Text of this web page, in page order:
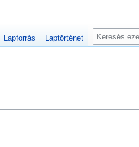
Lapforrás Laptörténet Keresés